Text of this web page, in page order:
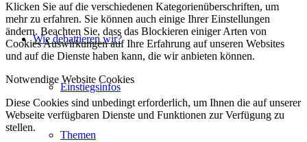
Wie debattieren wir?
Einstiegsinfos
Themen
Klicken Sie auf die verschiedenen Kategorienüberschriften, um
mehr zu erfahren. Sie können auch einige Ihrer Einstellungen
ändern. Beachten Sie, dass das Blockieren einiger Arten von
Cookies Auswirkungen auf Ihre Erfahrung auf unseren Websites
und auf die Dienste haben kann, die wir anbieten können.
Notwendige Website Cookies
Diese Cookies sind unbedingt erforderlich, um Ihnen die auf unserer
Webseite verfügbaren Dienste und Funktionen zur Verfügung zu
stellen.